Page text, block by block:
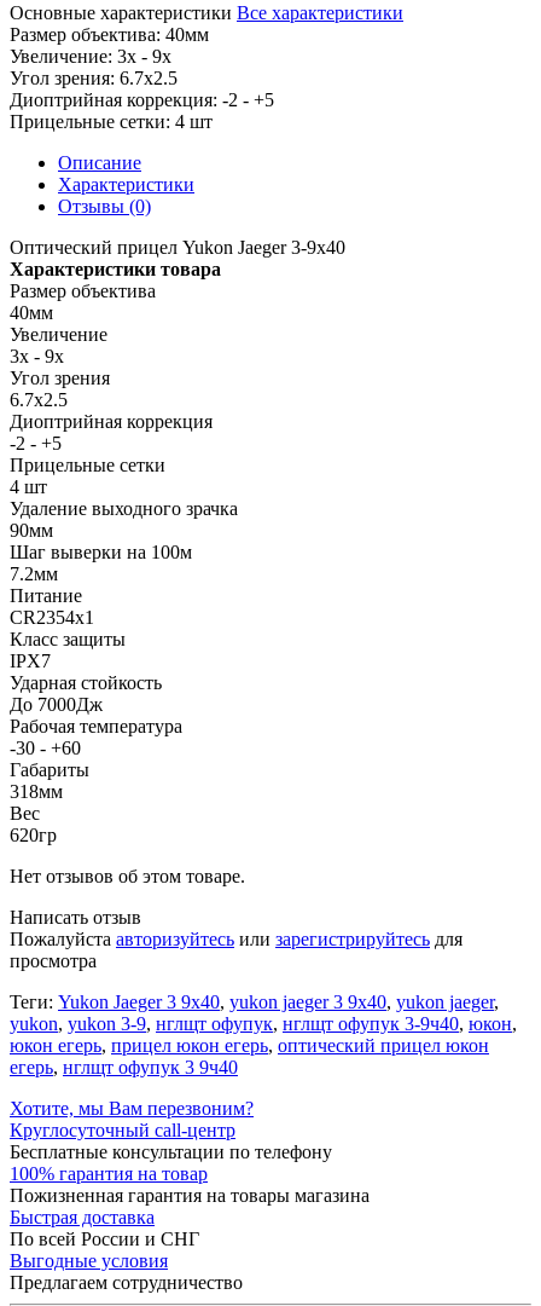
Основные характеристики Все характеристики
Размер объектива: 40мм
Увеличение: 3x - 9x
Угол зрения: 6.7x2.5
Диоптрийная коррекция: -2 - +5
Прицельные сетки: 4 шт
Описание
Характеристики
Отзывы (0)
Оптический прицел Yukon Jaeger 3-9x40
Характеристики товара
Размер объектива
40мм
Увеличение
3x - 9x
Угол зрения
6.7x2.5
Диоптрийная коррекция
-2 - +5
Прицельные сетки
4 шт
Удаление выходного зрачка
90мм
Шаг выверки на 100м
7.2мм
Питание
CR2354x1
Класс защиты
IPX7
Ударная стойкость
До 7000Дж
Рабочая температура
-30 - +60
Габариты
318мм
Вес
620гр
Нет отзывов об этом товаре.
Написать отзыв
Пожалуйста авторизуйтесь или зарегистрируйтесь для
просмотра
Теги: Yukon Jaeger 3 9x40, yukon jaeger 3 9x40, yukon jaeger,
yukon, yukon 3-9, нглщт офупук, нглщт офупук 3-9ч40, юкон,
юкон егерь, прицел юкон егерь, оптический прицел юкон
егерь, нглщт офупук 3 9ч40
Хотите, мы Вам перезвоним?
Круглосуточный call-центр
Бесплатные консультации по телефону
100% гарантия на товар
Пожизненная гарантия на товары магазина
Быстрая доставка
По всей России и СНГ
Выгодные условия
Предлагаем сотрудничество